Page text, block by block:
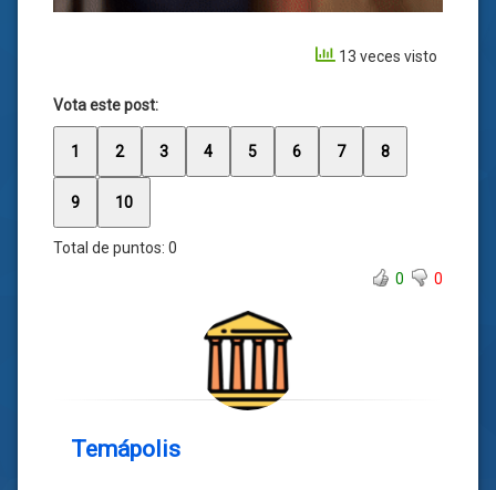
13 veces visto
Vota este post:
1 2 3 4 5 6 7 8
9 10
Total de puntos: 0
0
0
Temápolis